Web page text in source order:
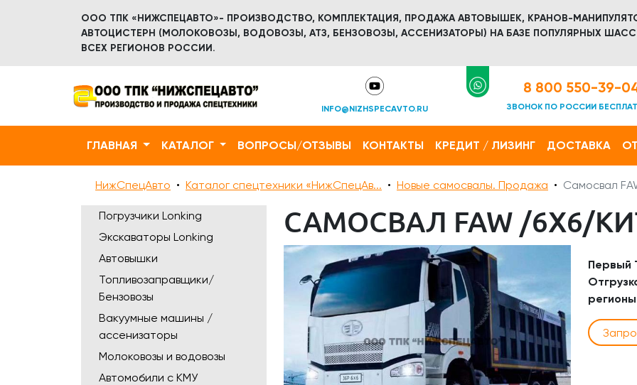
ООО ТПК «НИЖСПЕЦАВТО»- ПРОИЗВОДСТВО, КОМПЛЕКТАЦИЯ, ПРОДАЖА АВТОВЫШЕК, КРАНОВ-
АВТОЦИСТЕРН (МОЛОКОВОЗЫ, ВОДОВОЗЫ, АТЗ, БЕНЗОВОЗЫ, АССЕНИЗАТОРЫ) НА БАЗЕ ПОПУЛЯРНЫХ
ВСЕХ РЕГИОНОВ РОССИИ.
INFO@NIZHSPECAVTO.RU
8 800 550-39-
ЗВОНОК ПО РОССИИ
ГЛАВНАЯ КАТАЛОГ ВОПРОСЫ/ОТЗЫВЫ КОНТАКТЫ КРЕДИТ / ЛИЗИНГ ДОСТАВКА
НижСпецАвто Каталог спецтехники «НижСпецАв... Новые самосвалы. Продажа Самосвал
Погрузчики Lonking
Экскаваторы Lonking
Автовышки
Топливозаправщики/
Бензовозы
Вакуумные машины /
ассенизаторы
Молоковозы и водовозы
Автомобили с КМУ
САМОСВАЛ FAW /6Х6/
Первый